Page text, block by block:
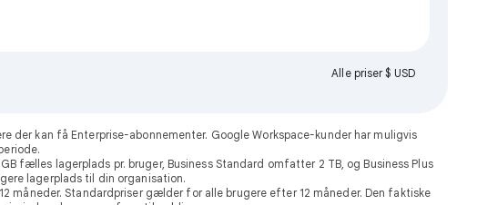
Alle priser $ USD
der kan få Enterprise-abonnementer. Google Workspace-kunder har muligvis
fælles lagerplads pr. bruger, Business Standard omfatter 2 TB, og Business Plus
lagerplads til din organisation.
Standardpriser gælder for alle brugere efter 12 måneder. Den faktiske